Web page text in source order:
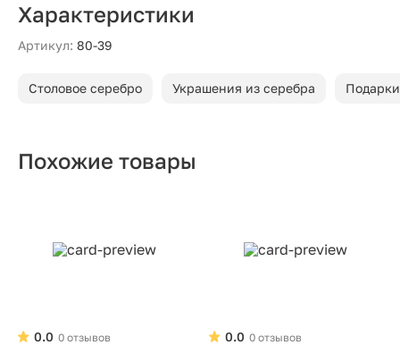
Характеристики
Артикул: 80-39
Столовое серебро Украшения из серебра
Похожие товары
0 отзывов
0.0
0 отзывов
0.0